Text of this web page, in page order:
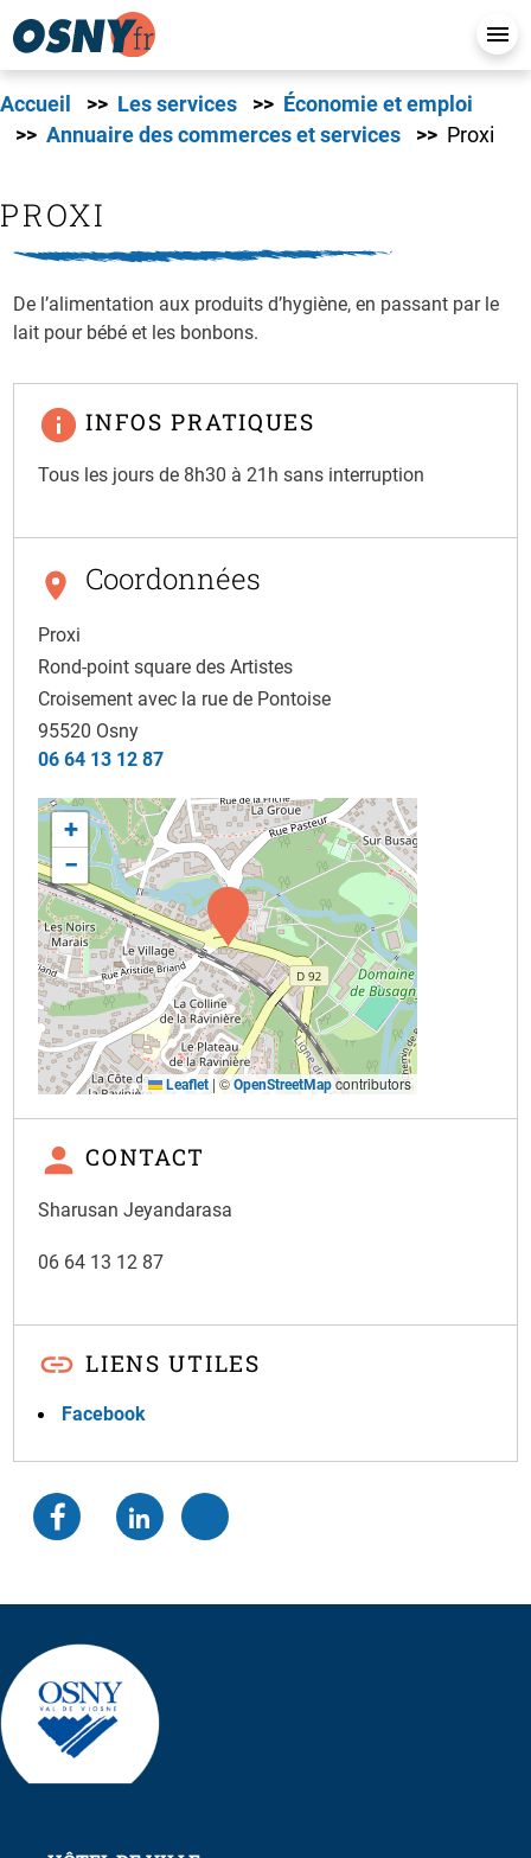
Accueil Les services
Économie et emploi
Annuaire des commerces et services
Proxi
PROXI
De l’alimentation aux produits d’hygiène, en passant par le
lait pour bébé et les bonbons.
INFOS PRATIQUES
Tous les jours de 8h30 à 21h sans interruption
Coordonnées
Proxi
Rond-point square des Artistes
Croisement avec la rue de Pontoise
95520 Osny
06 64 13 12 87
+
−
Leaflet |©OpenStreetMap contributors
CONTACT
Sharusan Jeyandarasa
06 64 13 12 87
LIENS UTILES
Facebook